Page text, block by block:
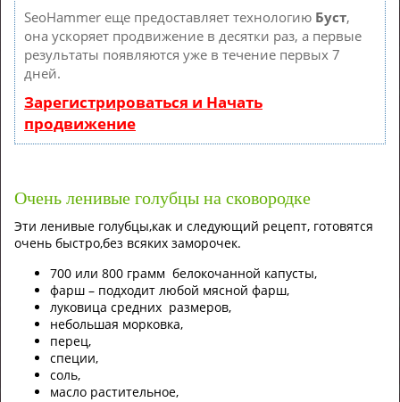
SeoHammer еще предоставляет технологию Буст,
она ускоряет продвижение в десятки раз, а первые
результаты появляются уже в течение первых 7
дней.
Зарегистрироваться и Начать
продвижение
Очень ленивые голубцы на сковородке
Эти ленивые голубцы,как и следующий рецепт, готовятся
очень быстро,без всяких заморочек.
700 или 800 грамм белокочанной капусты,
фарш – подходит любой мясной фарш,
луковица средних размеров,
небольшая морковка,
перец,
специи,
соль,
масло растительное,